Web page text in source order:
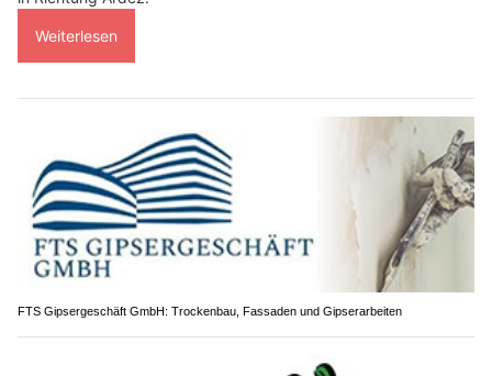
Weiterlesen
FTS Gipsergeschäft GmbH: Trockenbau, Fassaden und Gipserarbeiten